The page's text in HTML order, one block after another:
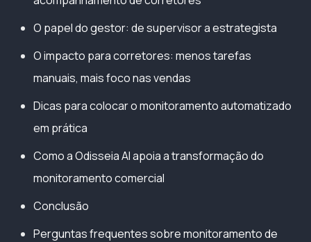
O papel do gestor: de supervisor a estrategista
O impacto para corretores: menos tarefas
manuais, mais foco nas vendas
Dicas para colocar o monitoramento automatizado
em prática
Como a Odisseia AI apoia a transformação do
monitoramento comercial
Conclusão
Perguntas frequentes sobre monitoramento de